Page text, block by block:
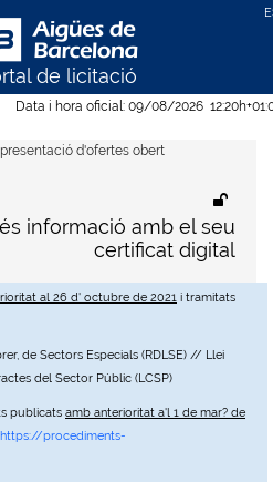
Data i hora oficial: 09/08/2026 12:20h
al 26 d' octubre de 2021 i tramitats
de Sectors Especials (RDLSE) // Llei
del Sector Públic (LCSP)
publicats amb anterioritat a'l 1 de mar? de
https://procediments-
de licitació
informació amb el seu
certificat digital
d'ofertes obert